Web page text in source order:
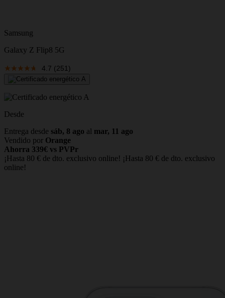
Samsung
Galaxy Z Flip8 5G
4.7 (251)
Desde
Entrega desde sáb, 8 ago al mar, 11 ago
Vendido por Orange
Ahorra 339€ vs PVPr
¡Hasta 80 € de dto. exclusivo online! ¡Hasta 80 € de dto. exclusivo
online!